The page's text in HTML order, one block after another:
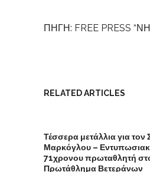
ΠΗΓΗ: FREE PRESS
RELATED ARTICLES
Τέσσερα μετάλλια για τον
Μαρκόγλου –
71χρονου πρωταθλητή
Πρωτάθλημα Βετεράνων